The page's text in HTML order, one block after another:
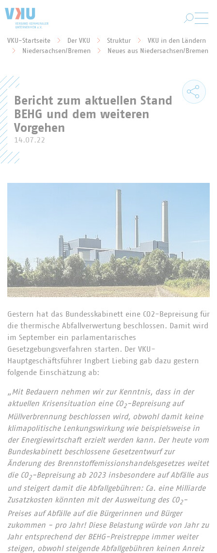
Sie befinden sich hier:
VKU-Startseite Der VKU Struktur
VKU in den Ländern
Niedersachsen/Bremen
Neues aus Niedersachsen/Bremen
Bericht zum aktuellen Stand
BEHG und dem weiteren
Vorgehen
14.07.22
Gestern hat das Bundesskabinett eine CO2-Bepreisung für
die thermische Abfallverwertung beschlossen. Damit wird
im September ein parlamentarisches
Gesetzgebungsverfahren starten. Der VKU-
Hauptgeschäftsführer Ingbert Liebing gab dazu gestern
folgende Einschätzung ab:
„Mit Bedauern nehmen wir zur Kenntnis, dass in der
aktuellen Krisensituation eine CO2 -Bepreisung auf
Müllverbrennung beschlossen wird, obwohl damit keine
klimapolitische Lenkungswirkung wie beispielsweise in
der Energiewirtschaft erzielt werden kann. Der heute vom
Bundeskabinett beschlossene Gesetzentwurf zur
Änderung des Brennstoffemissionshandelsgesetzes weitet
die CO2 -Bepreisung ab 2023 insbesondere auf Abfälle aus
und steigert damit die Abfallgebühren: Ca. eine Milliarde
Zusatzkosten könnten mit der Ausweitung des CO2 -
Preises auf Abfälle auf die Bürgerinnen und Bürger
zukommen - pro Jahr! Diese Belastung würde von Jahr zu
Jahr entsprechend der BEHG-Preistreppe immer weiter
steigen, obwohl steigende Abfallgebühren keinen Anreiz